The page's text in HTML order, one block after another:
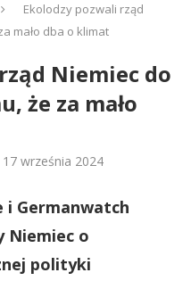
Ekolodzy pozwali rząd
mało dba o klimat
Niemiec do
że za mało
17 września 2024
i Germanwatch
Niemiec o
polityki